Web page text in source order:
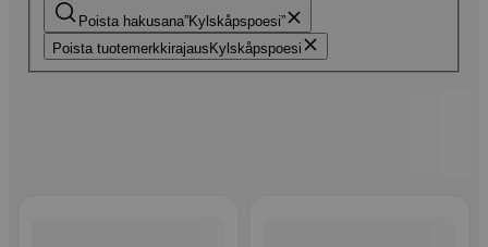
Poista hakusana Kylskåpspoesi
Poista tuotemerkkirajaus Kylskåpspoesi